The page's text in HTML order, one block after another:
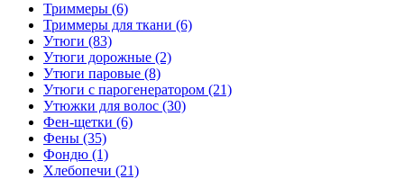
Триммеры (6)
Триммеры для ткани (6)
Утюги (83)
Утюги дорожные (2)
Утюги паровые (8)
Утюги с парогенератором (21)
Утюжки для волос (30)
Фен-щетки (6)
Фены (35)
Фондю (1)
Хлебопечи (21)